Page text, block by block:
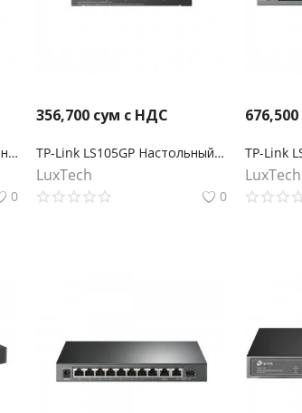
LS109P 9-портовый настольный коммутатор 10/100 Мбит/с с 8-портами PoE+
0
356,700 сум с НДС
TP-Link LS105GP Настольный коммутатор с 5 гигабитными портами (4 порта PoE+)
LuxTech
0
676,500
LuxTech